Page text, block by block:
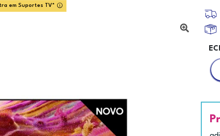
em Suportes TV*